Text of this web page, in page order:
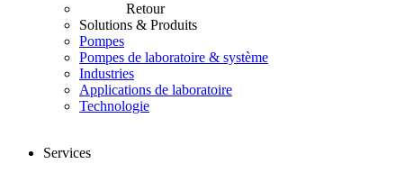
Retour
Solutions & Produits
Pompes
Pompes de laboratoire & système
Industries
Applications de laboratoire
Technologie
Services